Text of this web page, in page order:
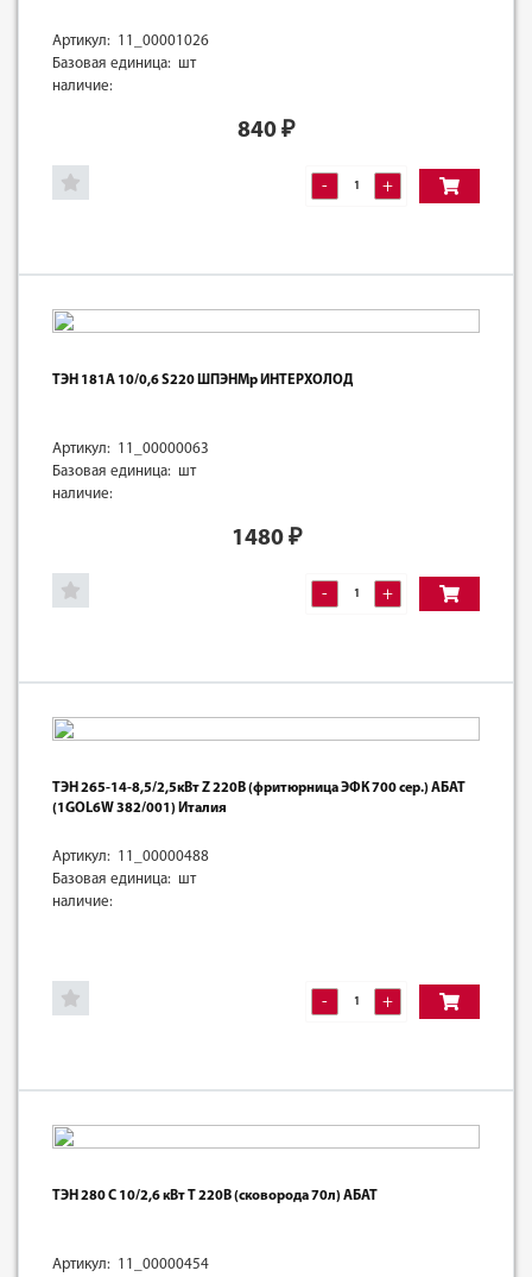
Артикул: 11_00001026
Базовая единица: шт
наличие:
840 ₽
- +
ТЭН 181А 10/0,6 S220 ШПЭНМр ИНТЕРХОЛОД
Артикул: 11_00000063
Базовая единица: шт
наличие:
1480₽
- +
ТЭН 265-14-8,5/2,5кВт Z 220В (фритюрница ЭФК 700 сер.) АБАТ
(1GOL6W 382/001) Италия
Артикул: 11_00000488
Базовая единица: шт
наличие:
- +
ТЭН 280 С 10/2,6 кВт Т 220В (сковорода 70л) АБАТ
Артикул: 11_00000454